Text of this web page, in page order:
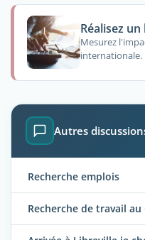
Réalisez
Mesurez
internationale.
Autres
Recherche emplois
Recherche de travail